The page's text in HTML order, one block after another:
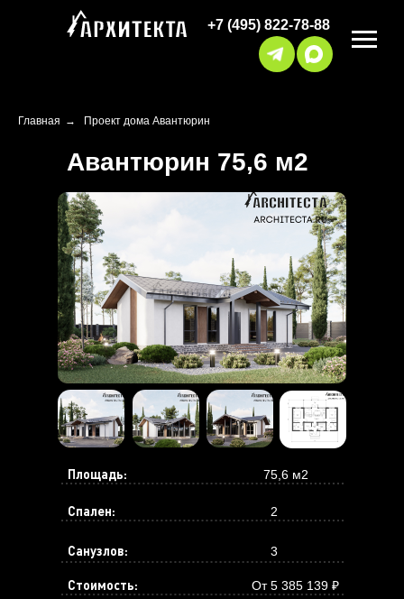
+7 (495) 822-78-88
Главная → Проект дома Авантюрин
Авантюрин 75,6 м2
Площадь: 75,6 м2
Спален: 2
Санузлов: 3
Стоимость: От 5 385 139 ₽